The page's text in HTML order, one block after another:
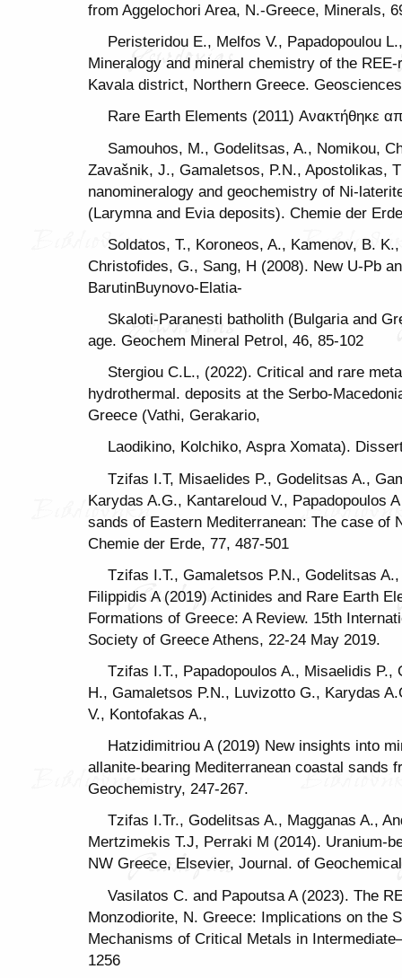
from Aggelochori Area, N.-Greece, Minerals,
Peristeridou E., Melfos V., Papadopoulou
Mineralogy and mineral chemistry of the
Kavala district, Northern Greece.
Rare Earth Elements (2011) Ανακτήθηκε
Samouhos, M., Godelitsas, A., Nomikou,
Zavašnik, J., Gamaletsos, P.N., Apostolikas,
nanomineralogy and geochemistry of Ni-
(Larymna and Evia deposits). Chemie der
Soldatos, T., Koroneos, A., Kamenov, B.
Christofides, G., Sang, H (2008). New U-Pb
BarutinBuynovo-Elatia-
Skaloti-Paranesti batholith (Bulgaria and
age. Geochem Mineral Petrol, 46, 85-102
Stergiou C.L., (2022). Critical and rare
hydrothermal. deposits at the Serbo-
Greece (Vathi, Gerakario,
Laodikino, Kolchiko, Aspra Xomata).
Tzifas I.T, Misaelides P., Godelitsas A.,
Karydas A.G., Kantareloud V., Papadopoulos
sands of Eastern Mediterranean: The case
Chemie der Erde, 77, 487-501
Tzifas I.T., Gamaletsos P.N., Godelitsas
Filippidis A (2019) Actinides and Rare Earth
Formations of Greece: A Review. 15th
Society of Greece Athens, 22-24 May 2019.
Tzifas I.T., Papadopoulos A., Misaelidis
H., Gamaletsos P.N., Luvizotto G., Karydas
V., Kontofakas A.,
Hatzidimitriou A (2019) New insights into
allanite-bearing Mediterranean coastal sands
Geochemistry, 247-267.
Tzifas I.Tr., Godelitsas A., Magganas A.,
Mertzimekis T.J, Perraki M (2014). Uranium-
NW Greece, Elsevier, Journal. of
Vasilatos C. and Papoutsa A (2023). The
Monzodiorite, N. Greece: Implications on the
Mechanisms of Critical Metals in
1256